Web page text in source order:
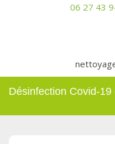
06 27 43
Désinfection Covid-